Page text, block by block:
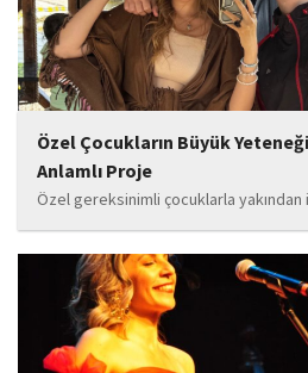
Özel Çocukların Büyük
Anlamlı Proje
Özel gereksinimli çocuklarla yakından
hayata geçirdiği örnek çalışma ile hem
toplumun dikkatini çekiyor. “Hayatta
hediyedir” anlayışıyla yola çıkan